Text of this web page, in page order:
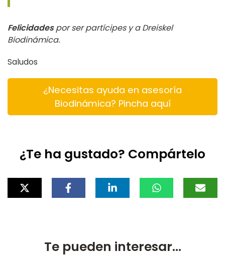
Felicidades por ser partícipes y a Dreiskel
Biodinámica.
Saludos
¿Necesitas ayuda en asesoría
Biodinámica? Pincha aquí
¿Te ha gustado? Compártelo
Te pueden interesar...